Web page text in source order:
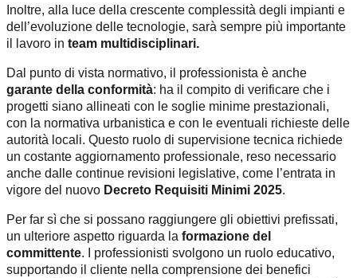
Inoltre, alla luce della crescente complessità degli impianti e
dell’evoluzione delle tecnologie, sarà sempre più importante
il lavoro in team multidisciplinari.
Dal punto di vista normativo, il professionista è anche
garante della conformità: ha il compito di verificare che i
progetti siano allineati con le soglie minime prestazionali,
con la normativa urbanistica e con le eventuali richieste delle
autorità locali. Questo ruolo di supervisione tecnica richiede
un costante aggiornamento professionale, reso necessario
anche dalle continue revisioni legislative, come l’entrata in
vigore del nuovo Decreto Requisiti Minimi 2025.
Per far sì che si possano raggiungere gli obiettivi prefissati,
un ulteriore aspetto riguarda la formazione del
committente. I professionisti svolgono un ruolo educativo,
supportando il cliente nella comprensione dei benefici